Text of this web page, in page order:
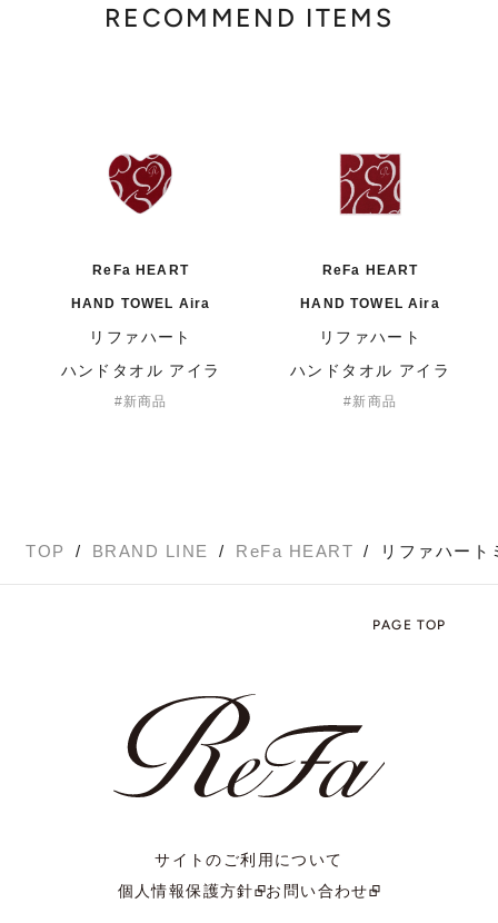
RECOMMEND ITEMS
ReFa HEART
HAND TOWEL Aira
リファハート
ハンドタオル アイラ
新商品
ReFa HEART
HAND TOWEL Aira
リファハート
ハンドタオル アイラ
新商品
TOP BRAND LINE ReFa HEART リファハート
PAGE TOP
サイトのご利用について
個人情報保護方針
お問い合わせ